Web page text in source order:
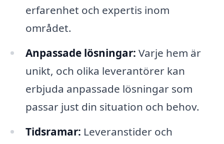
erfarenhet och expertis inom
området.
Anpassade lösningar: Varje hem är
unikt, och olika leverantörer kan
erbjuda anpassade lösningar som
passar just din situation och behov.
Tidsramar: Leveranstider och